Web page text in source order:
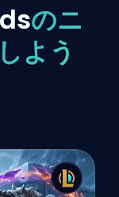
のニ
よう